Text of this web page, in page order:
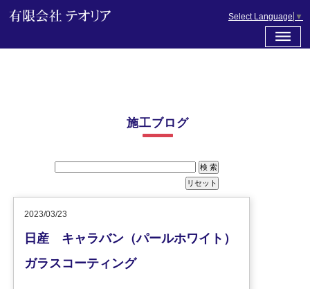
Select Language ▼
施工ブログ
2023/03/23
日産 キャラバン（パールホワイト）
ガラスコーティング